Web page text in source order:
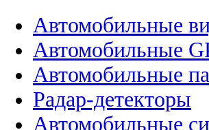
Автомобильные
Автомобильные
Автомобильные
Радар-детекторы
Автомобильные